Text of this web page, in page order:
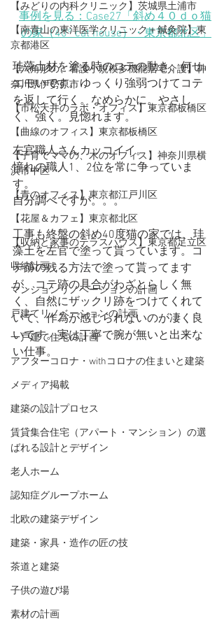
【みどりの内科クリニック】茨城県土浦市
【​南青山の東洋医学クリニック＋鍼灸院】東
京都港区
【六角形の、看護小規模多機能居宅介護】神
奈川県伊勢原市
【市松天井のラボ・オフィス】東京都板橋区
【曲線のオフィス】東京都板橋区
【子育てママの、木のオフィス】神奈川県横
浜市中区
【青のオフィス】東京都江戸川区
【花屋＆カフェ】東京都北区
【収納と家事のテラスハウス】東京都足立区
収納計画
マンションリノベーションの計画
戸建てリノベーションの計画
一戸建て住宅の計画
アフターコロナ・withコロナの住まいと建築
メディア掲載
建築の設計プロセス
賃貸集合住宅（アパート・マンション）の選
ばれる設計とデザイン
老人ホーム
認知症グループホーム
北欧の建築デザイン
建築・家具・造作の匠の技
茶道と建築
子供の遊び場
素材の計画
事例を見る：Case27「斜め４０ｄｏ猫
の家（40° cat house）・東京都北区」
珪藻土材を塗る時のコテの動き、何せ
エモいです。ゆっくり強弱つけてコテ
を返して行く。なめらかに。やさし
く、強く。見惚れます。
左官職人さんカッコイイ。
憧れの職人1、2位を常に争っていま
す。
自分調べですが。。。
工事も終盤の斜め40度猫の家では、珪
藻土を左官で塗って貰っています。コ
テ跡の残る方法で塗って貰ってます
が、コテ跡の具合がわざとらしく無
く、自然にザックリ跡をつけてくれて
いて、作為が感じられないのが凄く良
いです。実は丁寧で腕が無いと出来な
い仕事。